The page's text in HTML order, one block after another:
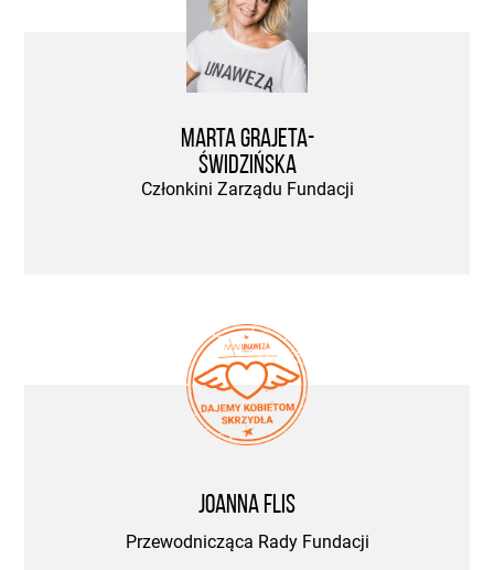
Marta Grajeta-
Świdzińska
Członkini Zarządu Fundacji
Joanna Flis
Przewodnicząca Rady Fundacji